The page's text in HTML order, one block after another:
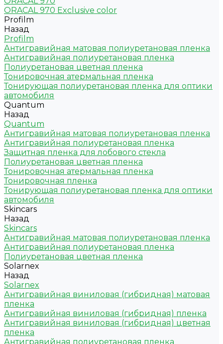
ORACAL 970 Exclusive color
Profilm
Назад
Profilm
Антигравийная матовая полиуретановая пленка
Антигравийная полиуретановая пленка
Полиуретановая цветная пленка
Тонировочная атермальная пленка
Тонирующая полиуретановая пленка для оптики
автомобиля
Quantum
Назад
Quantum
Антигравийная матовая полиуретановая пленка
Антигравийная полиуретановая пленка
Защитная пленка для лобового стекла
Полиуретановая цветная пленка
Тонировочная атермальная пленка
Тонировочная пленка
Тонирующая полиуретановая пленка для оптики
автомобиля
Skincars
Назад
Skincars
Антигравийная матовая полиуретановая пленка
Антигравийная полиуретановая пленка
Полиуретановая цветная пленка
Solarnex
Назад
Solarnex
Антигравийная виниловая (гибридная) матовая
пленка
Антигравийная виниловая (гибридная) пленка
Антигравийная виниловая (гибридная) цветная
пленка
Антигравийная полиуретановая пленка